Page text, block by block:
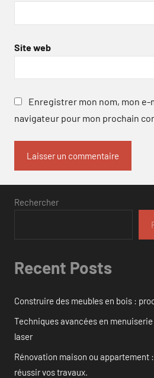
Site web
Enregistrer mon nom, mon e-
navigateur pour mon prochain
Rechercher
Recent Posts
Construire des meubles en bois :
Techniques avancées en
laser
Rénovation maison ou appartement
réussir vos travaux.